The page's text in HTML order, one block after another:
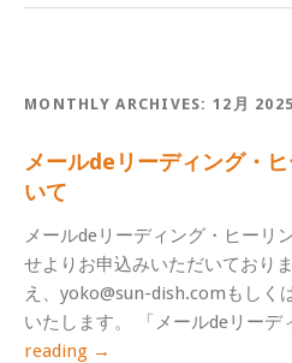
MONTHLY ARCHIVES:12月 2025
メールdeリーディング・
いて
メールdeリーディング・ヒーリ
せよりお申込みいただいており
え、yoko@sun-dish.comもしく
いたします。 「メールdeリー
reading →